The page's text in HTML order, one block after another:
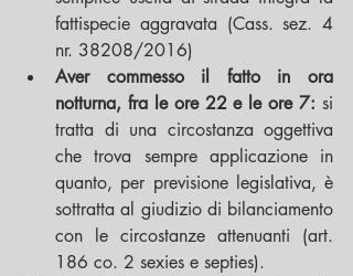
fattispecie aggravata (Cass. sez. 4
nr. 38208/2016)
Aver commesso il fatto in ora
notturna, fra le ore 22 e le ore 7: si
tratta di una circostanza oggettiva
che trova sempre applicazione in
quanto, per previsione legislativa, è
sottratta al giudizio di bilanciamento
con le circostanze attenuanti (art.
186 co. 2 sexies e septies).